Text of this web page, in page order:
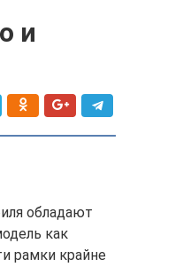
и
обладают
как
рамки крайне